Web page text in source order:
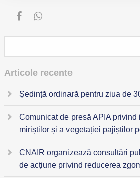
Articole recente
Ședință ordinară pentru ziua de
Comunicat de presă APIA privind
miriștilor și a vegetației pajiștilor
CNAIR organizează consultări
de acțiune privind reducerea